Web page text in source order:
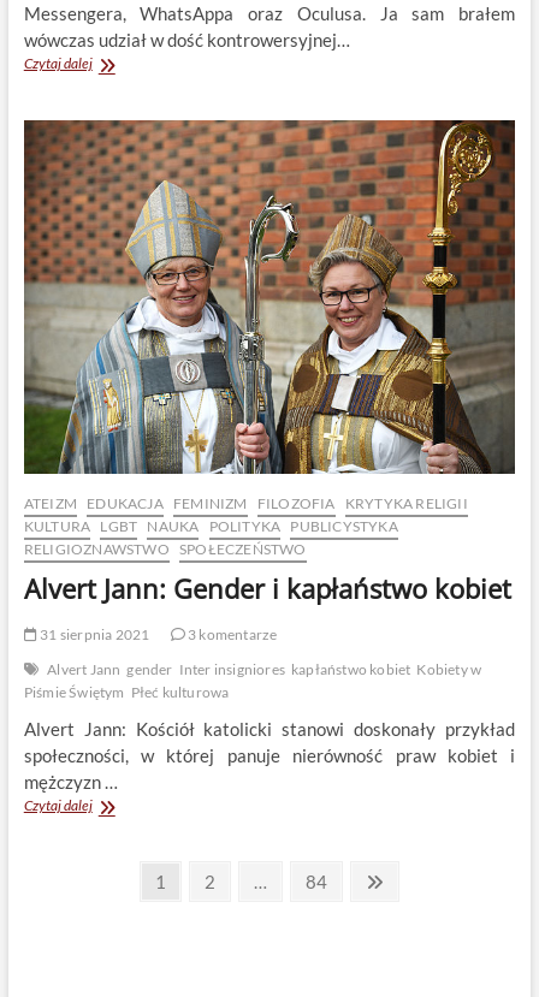
Messengera, WhatsAppa oraz Oculusa. Ja sam brałem
wówczas udział w dość kontrowersyjnej…
Czytaj dalejŚwiat
ATEIZM EDUKACJA FEMINIZM FILOZOFIA
KRYTYKA RELIGII
KULTURA LGBT NAUKA POLITYKA PUBLICYSTYKA
RELIGIOZNAWSTWO SPOŁECZEŃSTWO
Alvert Jann: Gender i kapłaństwo kobiet
31 sierpnia 2021
3 komentarze
Alvert Jann gender Inter insigniores kapłaństwo kobiet Kobiety w
Piśmie Świętym Płeć kulturowa
Alvert Jann: Kościół katolicki stanowi doskonały przykład
społeczności, w której panuje nierówność praw kobiet i
mężczyzn …
Czytaj dalejAlvert
kapłaństwo
Stronicowanie
Page
1 Page
2 … Page
84
Next